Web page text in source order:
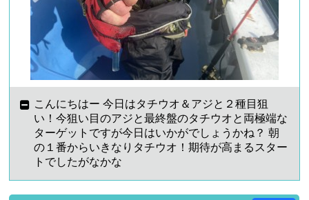
こんにちはー 今日はタチウオ＆アジと２種目狙
い！今狙い目のアジと最終盤のタチウオと両極端な
ターゲットですが今日はいかがでしょうかね？ 朝
の１番からいきなりタチウオ！期待が高まるスター
トでしたがなかな